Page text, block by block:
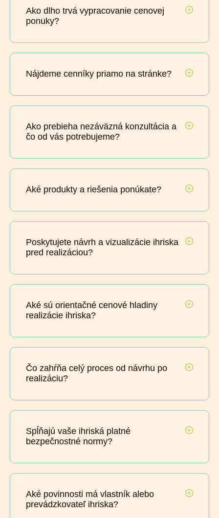
Ako dlho trvá vypracovanie cenovej
ponuky?
Nájdeme cenníky priamo na stránke?
Ako prebieha nezáväzná konzultácia a
čo od vás potrebujeme?
Aké produkty a riešenia ponúkate?
Poskytujete návrh a vizualizácie ihriska
pred realizáciou?
Aké sú orientačné cenové hladiny
realizácie ihriska?
Čo zahŕňa celý proces od návrhu po
realizáciu?
Spĺňajú vaše ihriská platné
bezpečnostné normy?
Aké povinnosti má vlastník alebo
prevádzkovateľ ihriska?